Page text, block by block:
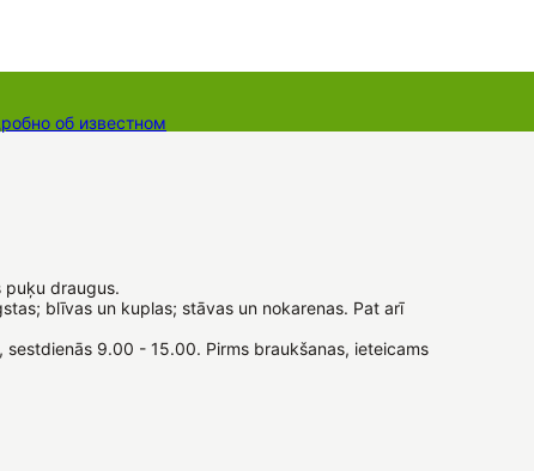
об известном
puķu draugus.
blīvas un kuplas; stāvas un nokarenas. Pat arī
9.00 - 15.00. Pirms braukšanas, ieteicams